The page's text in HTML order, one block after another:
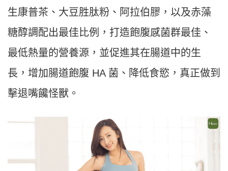
生康普茶、大豆胜肽粉、阿拉伯膠，以及赤藻
糖醇調配出最佳比例，打造飽腹感菌群最佳、
最低熱量的營養源，並促進其在腸道中的生
長，增加腸道飽腹 HA 菌、降低食慾，真正做到
擊退嘴饞怪獸。